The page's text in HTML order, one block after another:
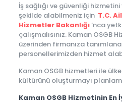
İş sağlığı ve güvenliği
şekilde alabilmeniz için T.C.
Hizmetler Bakanlığı‘nca
çalışmalısınız. Kaman OSGB
üzerinden firmanıza
personellerimizden hizmet
Kaman OSGB hizmetleri ile
kültürünü oluşturmayı
Kaman OSGB Hizmetinin En